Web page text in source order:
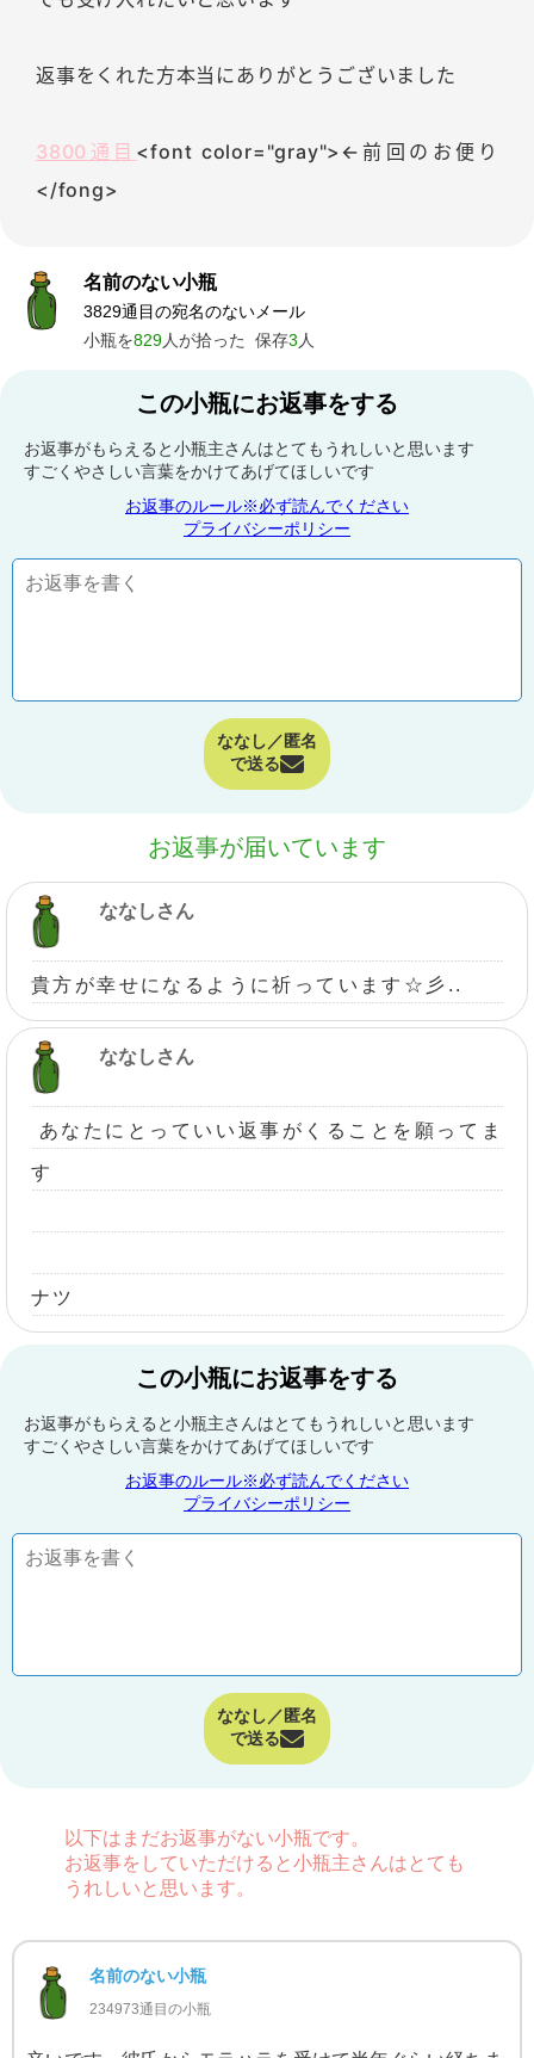
返事をくれた方本当にありがとうございました
3800通目 <font color="gray">←前回のお便り
</fong>
名前のない小瓶
3829通目の宛名のないメール
小瓶を829 人が拾った 保存3 人
この小瓶にお返事をする
お返事がもらえると小瓶主さんはとてもうれしいと思います
すごくやさしい言葉をかけてあげてほしいです
お返事のルール※必ず読んでください
プライバシーポリシー
ななし／匿名
で送る
お返事が届いています
ななしさん
貴方が幸せになるように祈っています☆彡..
ななしさん
あなたにとっていい返事がくることを願ってま
す
ナツ
この小瓶にお返事をする
お返事がもらえると小瓶主さんはとてもうれしいと思います
すごくやさしい言葉をかけてあげてほしいです
お返事のルール※必ず読んでください
プライバシーポリシー
ななし／匿名
で送る
以下はまだお返事がない小瓶です。
お返事をしていただけると小瓶主さんはとても
うれしいと思います。
名前のない小瓶
234973通目の小瓶